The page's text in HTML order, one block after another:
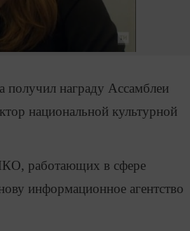
получил награду Ассамблеи
национальной культурной
работающих в сфере
информационное агентство